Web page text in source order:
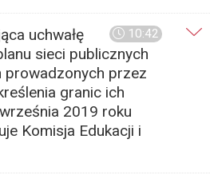
10:42
uchwałę
sieci publicznych
prowadzonych przez
granic ich
2019 roku
Komisja Edukacji i